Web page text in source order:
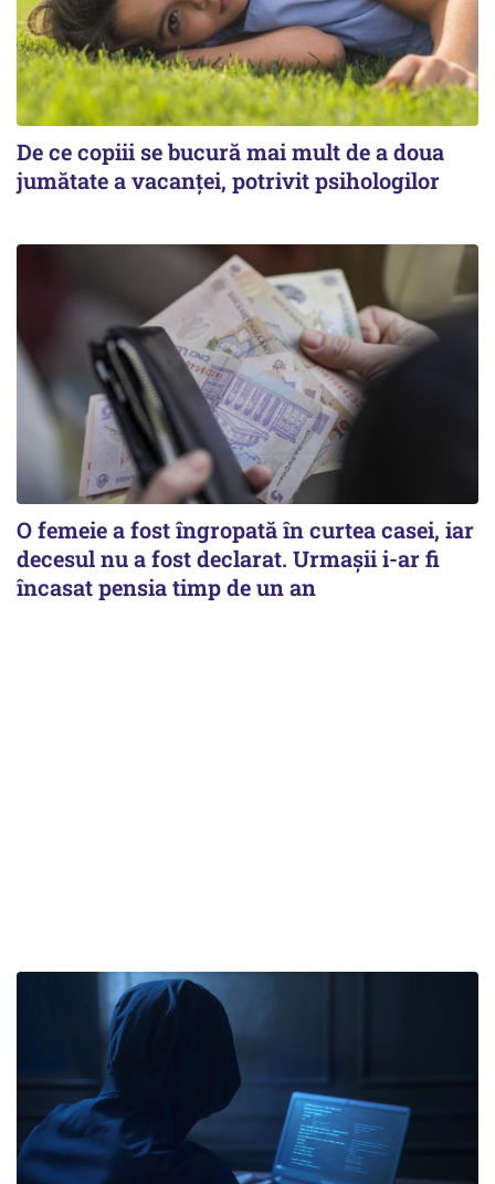
De ce copiii se bucură mai mult de a doua
jumătate a vacanței, potrivit psihologilor
O femeie a fost îngropată în curtea casei, iar
decesul nu a fost declarat. Urmașii i-ar fi
încasat pensia timp de un an